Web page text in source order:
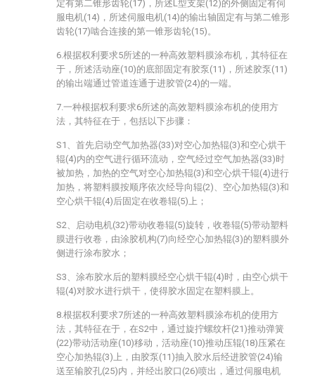
定有第二锥形齿轮(17)，所述L型支架(12)的外侧固定有伺
服电机(14)，所述伺服电机(14)的输出轴固定有与第二锥形
齿轮(17)啮合连接的第一锥形齿轮(15)。
6.根据权利要求5所述的一种高效塑料膜涂布机，其特征在
于，所述活动座(10)的底部固定有胶泵(11)，所述胶泵(11)
的输出端通过管道连通于进胶管(24)的一端。
7.一种根据权利要求6所述的高效塑料膜涂布机的使用方
法，其特征在于，包括以下步骤：
S1、首先启动空气加热器(33)对空心加热辊(3)和空心烘干
辊(4)内的空气进行循环流动，空气经过空气加热器(33)时
被加热，加热的空气对空心加热辊(3)和空心烘干辊(4)进行
加热，将塑料膜按顺序依次经导向辊(2)、空心加热辊(3)和
空心烘干辊(4)后固定在收卷辊(5)上；
S2、启动电机(32)带动收卷辊(5)旋转，收卷辊(5)带动塑料
膜进行收卷，由涂胶机构(7)向经空心加热辊(3)的塑料膜外
侧进行涂布胶水；
S3、涂布胶水后的塑料膜经空心烘干辊(4)时，由空心烘干
辊(4)对胶水进行烘干，使得胶水固定在塑料膜上。
8.根据权利要求7所述的一种高效塑料膜涂布机的使用方
法，其特征在于，在S2中，通过旋拧螺纹杆(21)推动弹簧
(22)带动活动座(10)移动，活动座(10)推动压辊(18)压紧在
空心加热辊(3)上，由胶泵(11)抽入胶水后经进胶管(24)输
送至输胶孔(25)内，并经出胶口(26)喷出，通过伺服电机